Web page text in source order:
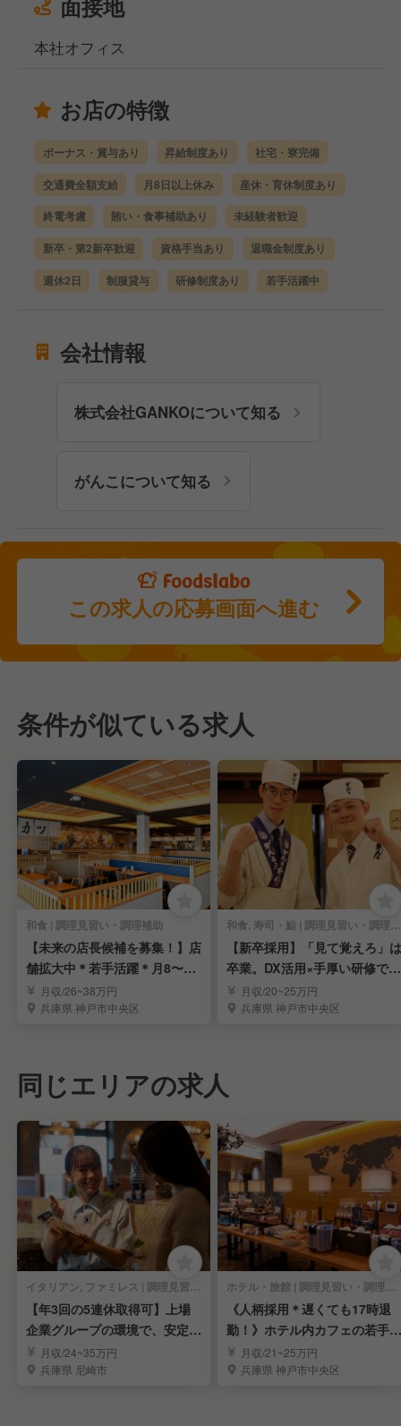
本社オフィス
お店の特徴
ボーナス・賞与あり 昇給制度あり 社宅・寮完備
交通費全額支給 月8日以上休み 産休・育休制度あり
終電考慮 賄い・食事補助あり 未経験者歓迎
新卒・第2新卒歓迎 資格手当あり 退職金制度あり
週休2日 制服貸与 研修制度あり 若手活躍中
会社情報
株式会社GANKOについて知る
がんこについて知る
この求人の応募画面へ進む
条件が似ている求人
和食 | 調理見習い・調理補助
【未来の店長候補を募集！】店
舗拡大中＊若手活躍＊月8〜9
日休＊人間関係良し
月収/26~38万円
兵庫県 神戸市中央区
和食, 寿司・鮨 | 調理見習い・調理補助
【新卒採用】「見て覚えろ」は
卒業。DX活用×手厚い研修で未
経験からプロへ
月収/20~25万円
兵庫県 神戸市中央区
同じエリアの求人
イタリアン, ファミレス | 調理見習い・調理補助
【年3回の5連休取得可】上場
企業グループの環境で、安定し
たキャリアアップ！
月収/24~35万円
兵庫県 尼崎市
ホテル・旅館 | 調理見習い・調理補助
《人柄採用＊遅くても17時退
勤！》ホテル内カフェの若手調
理師を募集｜神戸市
月収/21~25万円
兵庫県 神戸市中央区